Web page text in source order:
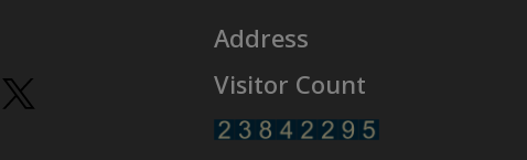
Address
Visitor Count